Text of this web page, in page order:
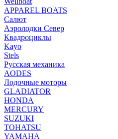
АPPAREL BOATS
Салют
Аэролодки Север
Квадроциклы
Kayo
Stels
Русская механика
AODES
Лодочные моторы
GLADIATOR
HONDA
MERCURY
SUZUKI
TOHATSU
YAMAHA